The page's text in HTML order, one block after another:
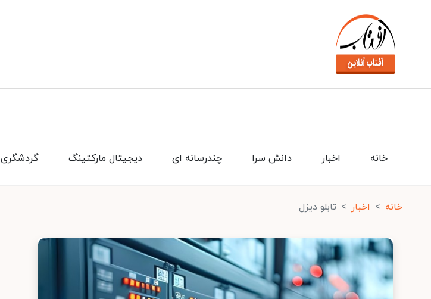
گردشگری دیجیتال مارکتینگ چندرسانه ای دانش سرا اخبار خانه
خانه اخبار تابلو دیزل